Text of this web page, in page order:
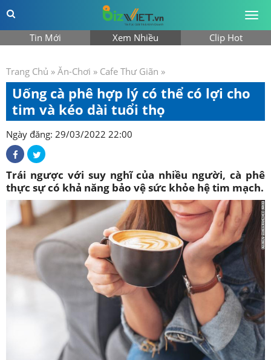
Tin Mới Xem Nhiều Clip Hot
Trang Chủ » Ăn-Chơi » Cafe Thư Giãn »
Uống cà phê hợp lý có thể có lợi cho
tim và kéo dài tuổi thọ
Ngày đăng: 29/03/2022 22:00
Trái ngược với suy nghĩ của nhiều người, cà phê
thực sự có khả năng bảo vệ sức khỏe hệ tim mạch.